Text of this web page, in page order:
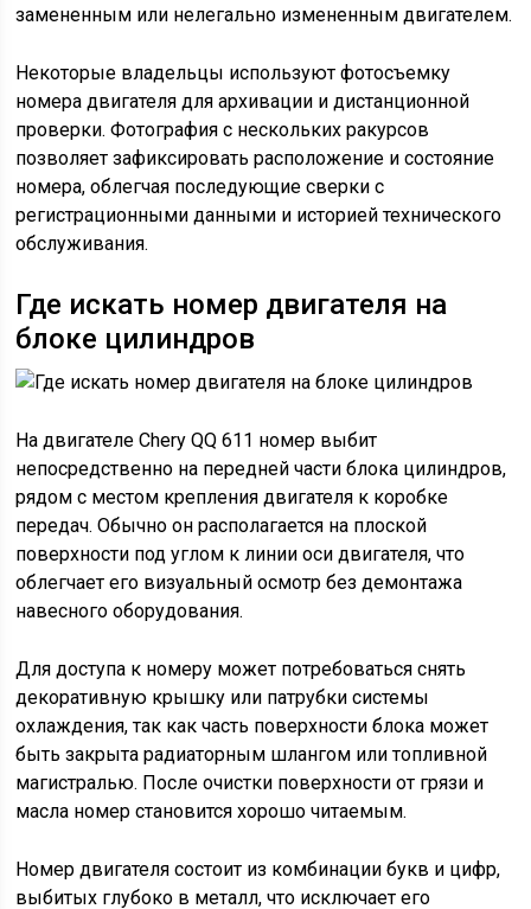
замененным или нелегально измененным двигателем.
Некоторые владельцы используют фотосъемку
номера двигателя для архивации и дистанционной
проверки. Фотография с нескольких ракурсов
позволяет зафиксировать расположение и состояние
номера, облегчая последующие сверки с
регистрационными данными и историей технического
обслуживания.
Где искать номер двигателя на
блоке цилиндров
На двигателе Chery QQ 611 номер выбит
непосредственно на передней части блока цилиндров,
рядом с местом крепления двигателя к коробке
передач. Обычно он располагается на плоской
поверхности под углом к линии оси двигателя, что
облегчает его визуальный осмотр без демонтажа
навесного оборудования.
Для доступа к номеру может потребоваться снять
декоративную крышку или патрубки системы
охлаждения, так как часть поверхности блока может
быть закрыта радиаторным шлангом или топливной
магистралью. После очистки поверхности от грязи и
масла номер становится хорошо читаемым.
Номер двигателя состоит из комбинации букв и цифр,
выбитых глубоко в металл, что исключает его